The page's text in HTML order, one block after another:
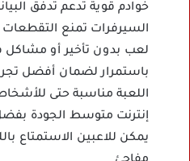
خوادم قوية تدعم تدفق
السيرفرات تمنع
لعب بدون تأخير أو مشاكل
باستمرار لضمان أفضل
اللعبة مناسبة حتى
إنترنت متوسط الجودة بفضل
يمكن للاعبين الاستمتاع